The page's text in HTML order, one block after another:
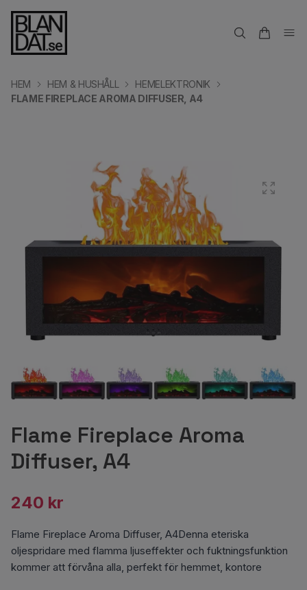
HEM HEM & HUSHÅLL
HEMELEKTRONIK
FLAME FIREPLACE AROMA DIFFUSER, A4
Flame Fireplace Aroma
Diffuser, A4
240 kr
Flame Fireplace Aroma Diffuser, A4Denna eteriska
oljespridare med flamma ljuseffekter och fuktningsfunktion
kommer att förvåna alla, perfekt för hemmet, kontore